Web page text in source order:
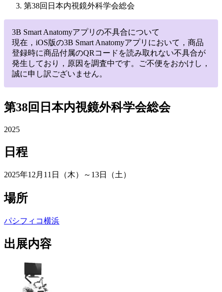
第38回日本内視鏡外科学会総会
3B Smart Anatomyアプリの不具合について
現在，iOS版の3B Smart Anatomyアプリにおいて，商品
登録時に商品付属のQRコードを読み取れない不具合が
発生しており，原因を調査中です。ご不便をおかけし，
誠に申し訳ございません。
第38回日本内視鏡外科学会総会
2025
日程
2025年12月11日（木）～13日（土）
場所
パシフィコ横浜
出展内容